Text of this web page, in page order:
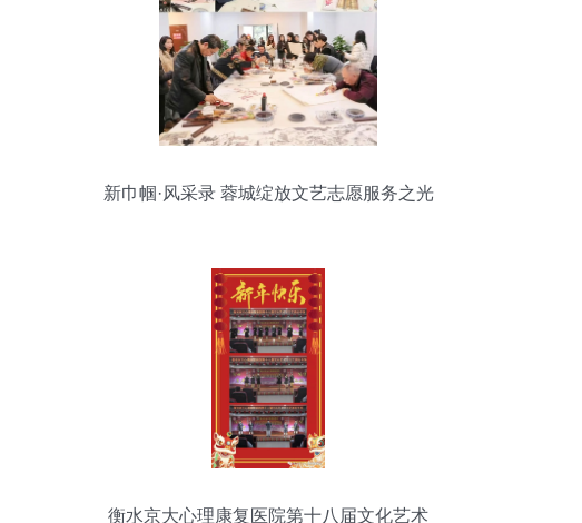
新巾帼·风采录 蓉城绽放文艺志愿服务之光
衡水京大心理康复医院第十八届文化艺术